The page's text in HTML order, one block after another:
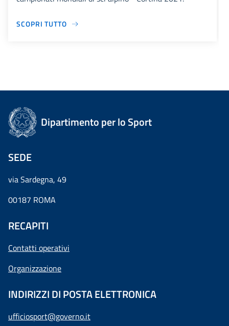
SCOPRI TUTTO
Dipartimento per lo Sport
SEDE
via Sardegna, 49
00187 ROMA
RECAPITI
Contatti operativi
Organizzazione
INDIRIZZI DI POSTA ELETTRONICA
ufficiosport@governo.it